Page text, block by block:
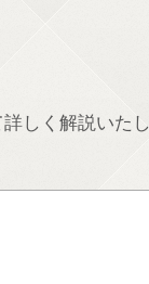
しく解説いたし